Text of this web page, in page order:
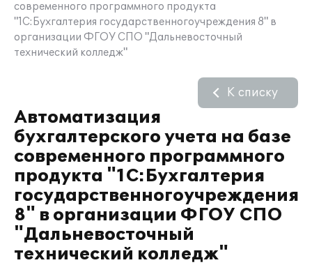
современного программного продукта
"1С:Бухгалтерия государственногоучреждения 8" в
организации ФГОУ СПО "Дальневосточный
технический колледж"
Автоматизация
бухгалтерского учета на базе
современного программного
продукта "1С:Бухгалтерия
государственногоучреждения
8" в организации ФГОУ СПО
"Дальневосточный
технический колледж"
К списку